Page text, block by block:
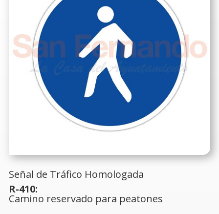
Señal de Tráfico Homologada
R-410:
Camino reservado para peatones